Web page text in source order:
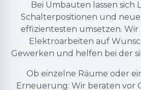
Bei Umbauten lassen sich
Schalterpositionen und
effizientesten umsetzen. Wir
Elektroarbeiten auf
Gewerken und helfen bei der
Ob einzelne Räume oder
Erneuerung: Wir beraten vor